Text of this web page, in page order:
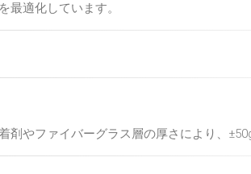
最適化しています。
やファイバーグラス層の厚さにより、